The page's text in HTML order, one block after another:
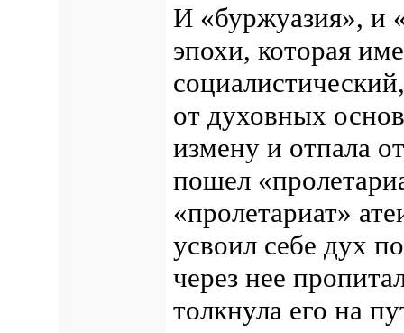
И «буржуазия», и
эпохи, которая
от духовных
измену и отпала
пошел
«пролетариат»
усвоил себе дух
через нее
толкнула его на